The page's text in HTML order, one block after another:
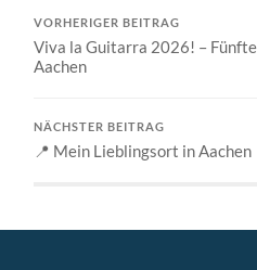
VORHERIGER BEITRAG
Viva la Guitarra 2026! –
Aachen
NÄCHSTER BEITRAG
📍 Mein Lieblingsort in Aachen